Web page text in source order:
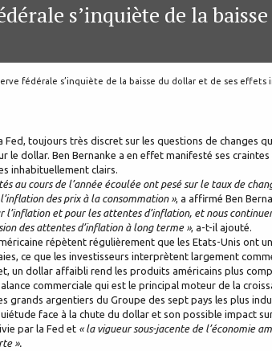
s’inquiète de la
fédérale s’inquiète de la baisse du dollar et de ses
toujours très discret sur les questions de changes
le dollar. Ben Bernanke a en effet manifesté ses
inhabituellement clairs.
au cours de l’année écoulée ont pesé sur le taux de
des prix à la consommation », a affirmé Ben
l’inflation et pour les attentes d’inflation, et nous
des attentes d’inflation à long terme », a-t-il ajouté.
répètent régulièrement que les Etats-Unis ont
ce que les investisseurs interprètent largement
un dollar affaibli rend les produits américains plus
commerciale qui est le principal moteur de la
grands argentiers du Groupe des sept pays les plus
face à la chute du dollar et son possible impact
par la Fed et « la vigueur sous-jacente de l’économie
».